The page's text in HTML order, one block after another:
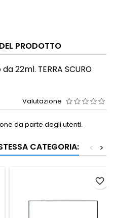
PRODOTTO
22ml. TERRA SCURO
Valutazione
da parte degli utenti.
CATEGORIA: >
<
favorite_border